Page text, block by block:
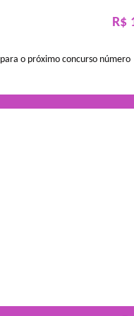
R$
o próximo concurso número